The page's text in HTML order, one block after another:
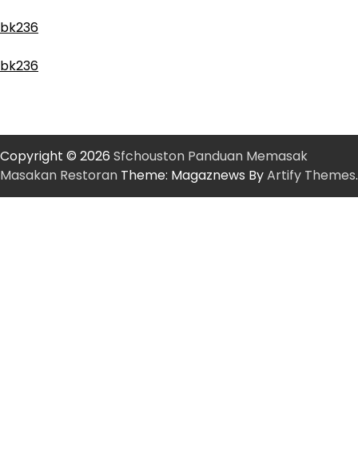
bk236
bk236
Copyright © 2026 Sfchouston Panduan Memasak
Masakan Restoran Theme: Magaznews ByArtify Themes.